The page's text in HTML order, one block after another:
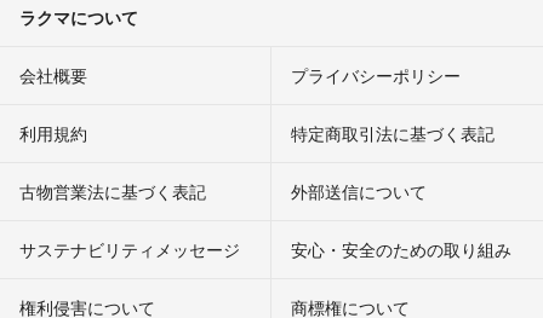
ラクマについて
会社概要 プライバシーポリシー
利用規約 特定商取引法に基づく表記
古物営業法に基づく表記 外部送信について
サステナビリティメッセージ 安心・安全のための取り組み
権利侵害について
商標権について